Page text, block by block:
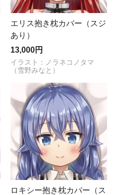
エリス抱き枕カバー（スジ
あり）
13,000円
イラスト：ノラネコノタマ
（雪野みなと）
ロキシー抱き枕カバー（ス